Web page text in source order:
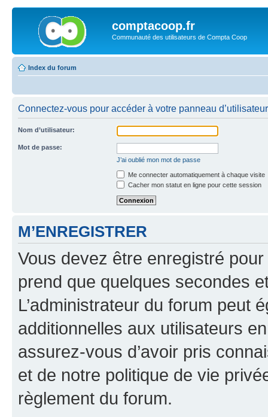
comptacoop.fr
Communauté des utilisateurs de Compta Coop
Index du forum
Connectez-vous pour accéder à votre panneau
Nom d’utilisateur:
Mot de passe:
J’ai oublié mon mot de passe
Me connecter automatiquement à chaque visite
Cacher mon statut en ligne pour cette session
M’ENREGISTRER
Vous devez être enregistré
prend que quelques secondes
L’administrateur du forum peut
additionnelles aux utilisateurs
assurez-vous d’avoir pris
et de notre politique de vie
règlement du forum.